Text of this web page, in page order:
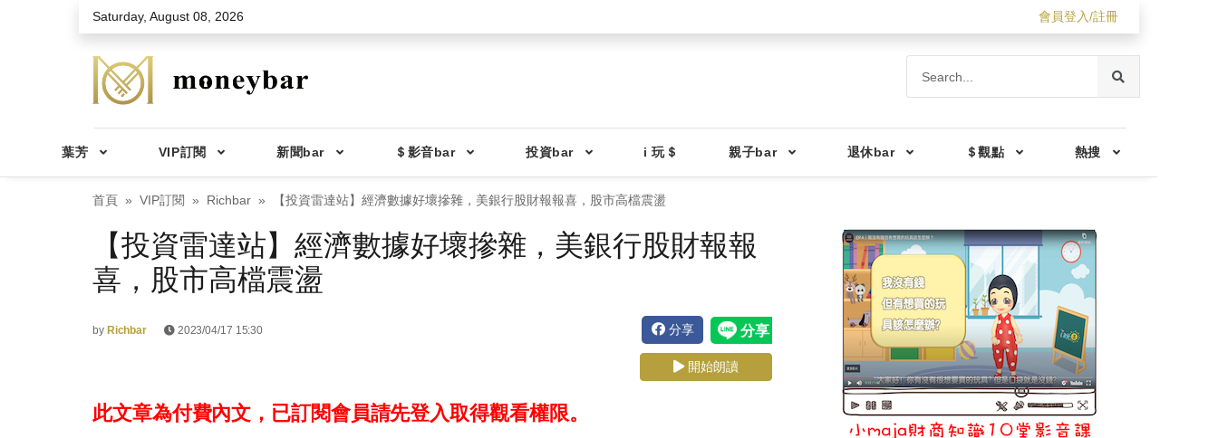
Skip to main contentSaturday, August 08, 2026 會員登入/註冊
葉芳 VIP訂閱 新聞bar ＄影音bar 投資bar i 玩＄ 親子bar 退休bar ＄觀點 熱搜
首頁 VIP訂閱 Richbar 【投資雷達站】經濟數據好壞摻雜，美銀行股財報報喜，股市高檔震盪
【投資雷達站】經濟數據好壞摻雜，美銀行股財報報
喜，股市高檔震盪
by Richbar 2023/04/17 15:30 分享
開始朗讀
此文章為付費內文，已訂閱會員請先登入取得觀看權限。